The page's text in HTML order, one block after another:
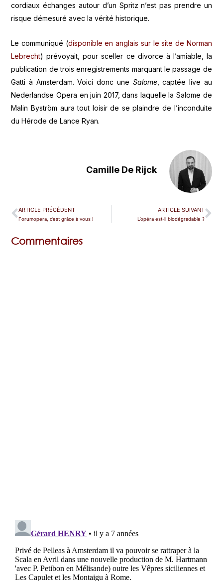
cordiaux échanges autour d’un Spritz n’est pas prendre un
risque démesuré avec la vérité historique.
Le communiqué (disponible en anglais sur le site de Norman
Lebrecht) prévoyait, pour sceller ce divorce à l’amiable, la
publication de trois enregistrements marquant le passage de
Gatti à Amsterdam. Voici donc une Salome, captée live au
Nederlandse Opera en juin 2017, dans laquelle la Salome de
Malin Byström aura tout loisir de se plaindre de l’inconduite
du Hérode de Lance Ryan.
Camille De Rijck
ARTICLE PRÉCÉDENT
Forumopera, c’est grâce à vous !
ARTICLE SUIVANT
L’opéra est-il biodégradable ?
Commentaires